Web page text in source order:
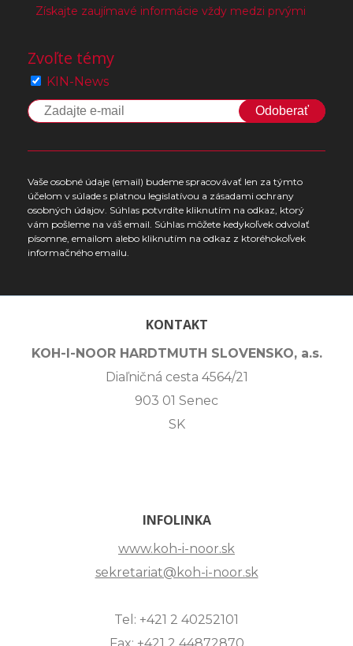
Získajte zaujímavé informácie vždy medzi prvými
Zvoľte témy
KIN-News
Odoberať
Vaše osobné údaje (email) budeme spracovávať len za týmto
účelom v súlade s platnou legislatívou a zásadami ochrany
osobných údajov. Súhlas potvrdíte kliknutím na odkaz, ktorý
vám pošleme na váš email. Súhlas môžete kedykoľvek odvolať
písomne, emailom alebo kliknutím na odkaz z ktoréhokoľvek
informačného emailu.
KONTAKT
KOH-I-NOOR HARDTMUTH SLOVENSKO, a.s.
Diaľničná cesta 4564/21
903 01 Senec
SK
INFOLINKA
www.koh-i-noor.sk
sekretariat@koh-i-noor.sk
Tel: +421 2 40252101